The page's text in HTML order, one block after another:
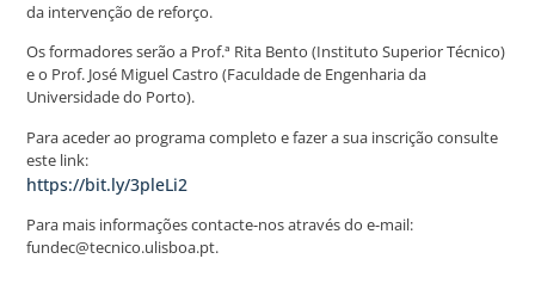
da intervenção de reforço.
Os formadores serão a Prof.ª Rita Bento (Instituto Superior Técnico)
e o Prof. José Miguel Castro (Faculdade de Engenharia da
Universidade do Porto).
Para aceder ao programa completo e fazer a sua inscrição consulte
este link:
https://bit.ly/3pleLi2
Para mais informações contacte-nos através do e-mail:
fundec@tecnico.ulisboa.pt.